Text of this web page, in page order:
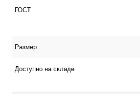
ГОСТ
Размер
Доступно на складе